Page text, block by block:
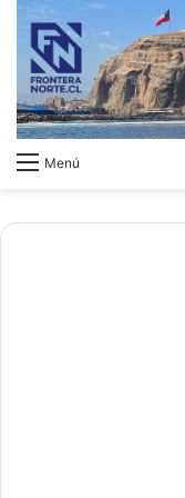
Menú